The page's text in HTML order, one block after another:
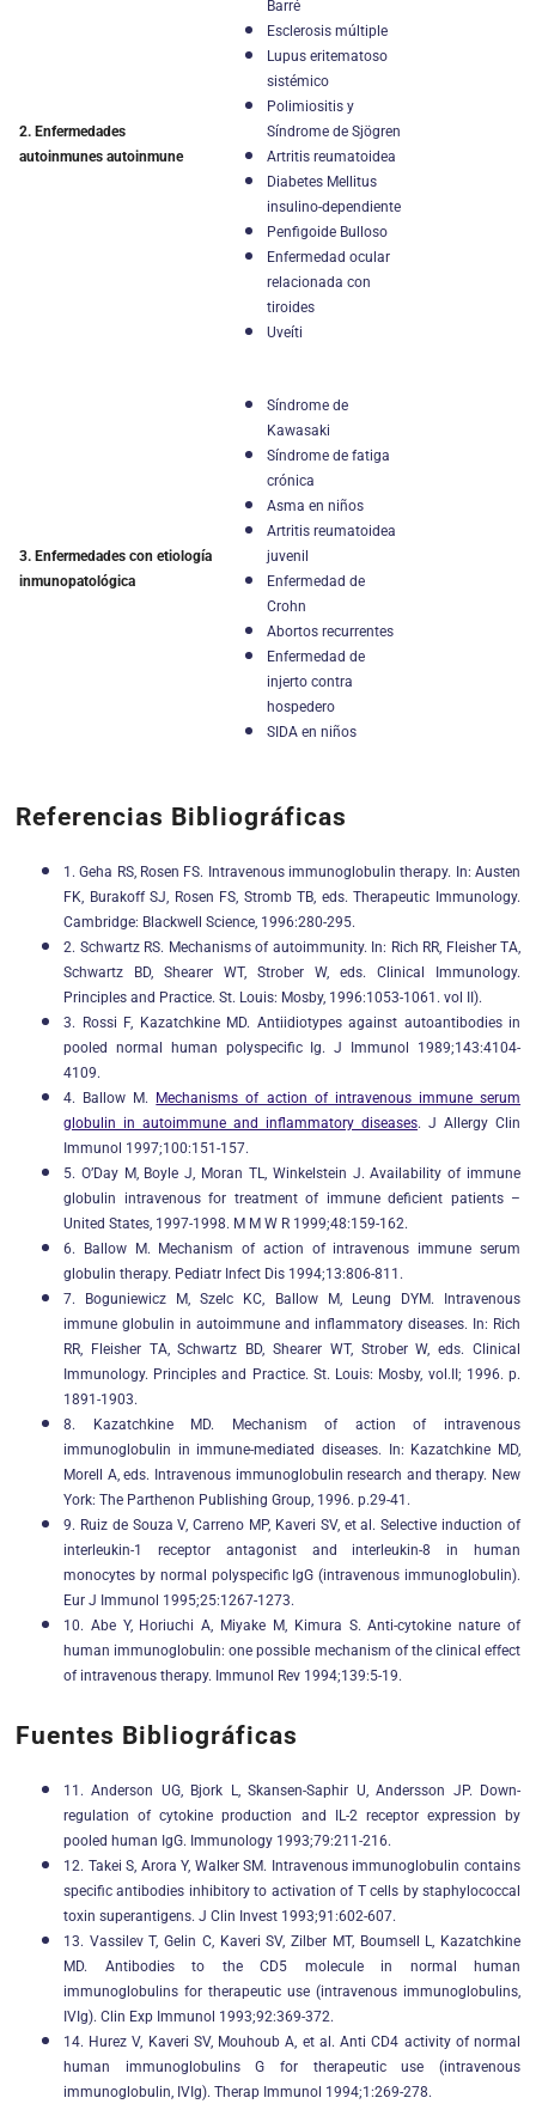
2. Enfermedades
autoinmunes autoinmune
Barré
Esclerosis múltiple
Lupus eritematoso
sistémico
Polimiositis y
Síndrome de Sjögren
Artritis reumatoidea
Diabetes Mellitus
insulino-dependiente
Penfigoide Bulloso
Enfermedad ocular
relacionada con
tiroides
Uveíti
3. Enfermedades con etiología
inmunopatológica
Síndrome de
Kawasaki
Síndrome de fatiga
crónica
Asma en niños
Artritis reumatoidea
juvenil
Enfermedad de
Crohn
Abortos recurrentes
Enfermedad de
injerto contra
hospedero
SIDA en niños
Referencias Bibliográficas
1. Geha RS, Rosen FS. Intravenous immunoglobulin therapy. In: Austen
FK, Burakoff SJ, Rosen FS, Stromb TB, eds. Therapeutic Immunology.
Cambridge: Blackwell Science, 1996:280-295.
2. Schwartz RS. Mechanisms of autoimmunity. In: Rich RR, Fleisher TA,
Schwartz BD, Shearer WT, Strober W, eds. Clinical Immunology.
Principles and Practice. St. Louis: Mosby, 1996:1053-1061. vol II).
3. Rossi F, Kazatchkine MD. Antiidiotypes against autoantibodies in
pooled normal human polyspecific Ig. J Immunol 1989;143:4104-
4109.
4. Ballow M.
Mechanisms of action of intravenous immune serum
globulin in autoimmune and inflammatory diseases. J Allergy Clin
Immunol 1997;100:151-157.
5. O’Day M, Boyle J, Moran TL, Winkelstein J. Availability of immune
globulin intravenous for treatment of immune deficient patients –
United States, 1997-1998. M M W R 1999;48:159-162.
6. Ballow M. Mechanism of action of intravenous immune serum
globulin therapy. Pediatr Infect Dis 1994;13:806-811.
7. Boguniewicz M, Szelc KC, Ballow M, Leung DYM. Intravenous
immune globulin in autoimmune and inflammatory diseases. In: Rich
RR, Fleisher TA, Schwartz BD, Shearer WT, Strober W, eds. Clinical
Immunology. Principles and Practice. St. Louis: Mosby, vol.II; 1996. p.
1891-1903.
8. Kazatchkine MD. Mechanism of action of intravenous
immunoglobulin in immune-mediated diseases. In: Kazatchkine MD,
Morell A, eds. Intravenous immunoglobulin research and therapy. New
York: The Parthenon Publishing Group, 1996. p.29-41.
9. Ruiz de Souza V, Carreno MP, Kaveri SV, et al. Selective induction of
interleukin-1 receptor antagonist and interleukin-8 in human
monocytes by normal polyspecific IgG (intravenous immunoglobulin).
Eur J Immunol 1995;25:1267-1273.
10. Abe Y, Horiuchi A, Miyake M, Kimura S. Anti-cytokine nature of
human immunoglobulin: one possible mechanism of the clinical effect
of intravenous therapy. Immunol Rev 1994;139:5-19.
Fuentes Bibliográficas
11. Anderson UG, Bjork L, Skansen-Saphir U, Andersson JP. Down-
regulation of cytokine production and IL-2 receptor expression by
pooled human IgG. Immunology 1993;79:211-216.
12. Takei S, Arora Y, Walker SM. Intravenous immunoglobulin contains
specific antibodies inhibitory to activation of T cells by staphylococcal
toxin superantigens. J Clin Invest 1993;91:602-607.
13. Vassilev T, Gelin C, Kaveri SV, Zilber MT, Boumsell L, Kazatchkine
MD. Antibodies to the CD5 molecule in normal human
immunoglobulins for therapeutic use (intravenous immunoglobulins,
IVIg). Clin Exp Immunol 1993;92:369-372.
14. Hurez V, Kaveri SV, Mouhoub A, et al. Anti CD4 activity of normal
human immunoglobulins G for therapeutic use (intravenous
immunoglobulin, IVIg). Therap Immunol 1994;1:269-278.